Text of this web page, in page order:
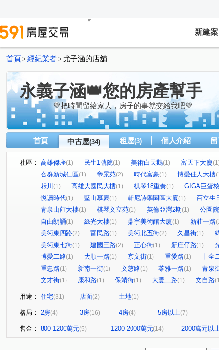
新建案
首頁 > 經紀業者 > 尤子涵的店舖
永義子涵👑您的房產幫手
💚把時間留給家人，房子的事就交給我吧💚
首頁 中古屋(34) 租屋(3) 個人介紹
社區： 高雄傑座(1) 民生1號院(1) 美術白天鵝(1) 富天下大廈
合群新城仁區(1) 帝景苑(2) 時代富豪(1) 博愛佳人大樓
耘川 (1) 高雄大國民大樓(1) 棋琴18重奏(1)
GIGA巨蛋
悦讀時代(1) 堅山慕夏(1) 軒尼詩學園區大廈(1)
百立生
青泉山莊大樓(1) 棋琴文立苑(1) 英倫亞灣2期(1)
公園院
自由朗誦(1) 綠光大樓(1) 鼎宇美術館大廈(1) 新莊一路
美術東四路(2) 富民路(1) 美術北五街(2) 久昌街(1)
美術東七街(1) 建國三路(2) 正心街(1) 新庄仔路(1)
博愛二路(1) 大順一路(1) 京文街(1) 重愛路(1)
十全
重忠路(1) 新南一街(1) 文慈路(1) 苓雅一路(1)
青泉
文才街(1) 康和路(1) 保靖街(1) 大豐二路(1) 文自路
用途： 住宅(31) 店面(2) 土地(1)
格局： 2房(4) 3房(16) 4房(4) 5房以上(7)
售金： 800-1200萬元(5) 1200-2000萬元(14) 2000萬元以